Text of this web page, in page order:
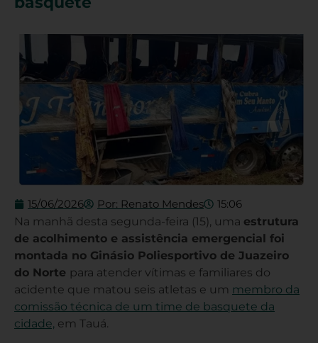
15/06/2026 Por: Renato Mendes 15:06
Na manhã desta segunda-feira (15), uma estrutura
de acolhimento e assistência emergencial foi
montada no Ginásio Poliesportivo de Juazeiro
do Norte para atender vítimas e familiares do
acidente que matou seis atletas e um membro da
comissão técnica de um time de basquete da
cidade, em Tauá.